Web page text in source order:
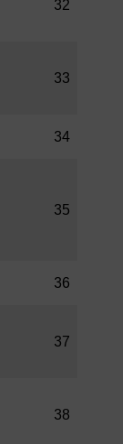
32
33
34
35
36
37
38